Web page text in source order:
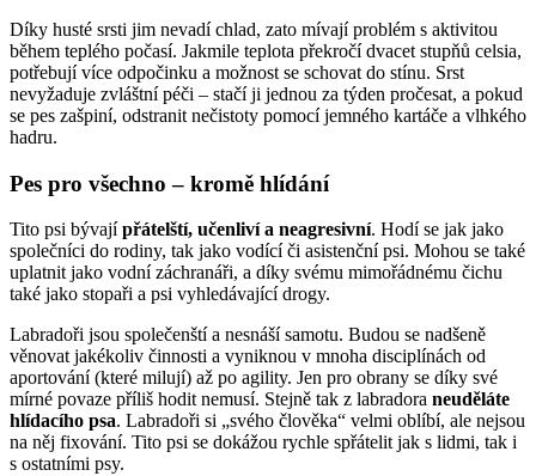
Díky husté srsti jim nevadí chlad, zato mívají problém s aktivitou
během teplého počasí. Jakmile teplota překročí dvacet stupňů celsia,
potřebují více odpočinku a možnost se schovat do stínu. Srst
nevyžaduje zvláštní péči – stačí ji jednou za týden pročesat, a pokud
se pes zašpiní, odstranit nečistoty pomocí jemného kartáče a vlhkého
hadru.
Pes pro všechno – kromě hlídání
Tito psi bývajípřátelští, učenliví a neagresivní. Hodí se jak jako
společníci do rodiny, tak jako vodící či asistenční psi. Mohou se také
uplatnit jako vodní záchranáři, a díky svému mimořádnému čichu
také jako stopaři a psi vyhledávající drogy.
Labradoři jsou společenští a nesnáší samotu. Budou se nadšeně
věnovat jakékoliv činnosti a vyniknou v mnoha disciplínách od
aportování (které milují) až po agility. Jen pro obrany se díky své
mírné povaze příliš hodit nemusí. Stejně tak z labradora neuděláte
hlídacího psa. Labradoři si „svého člověka“ velmi oblíbí, ale nejsou
na něj fixování. Tito psi se dokážou rychle spřátelit jak s lidmi, tak i
s ostatními psy.